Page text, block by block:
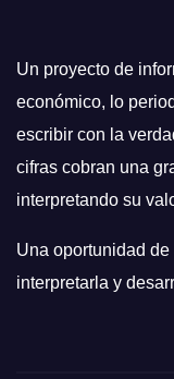
Un proyecto de
económico, lo
escribir con la
cifras cobran una
interpretando su
Una oportunidad
interpretarla y